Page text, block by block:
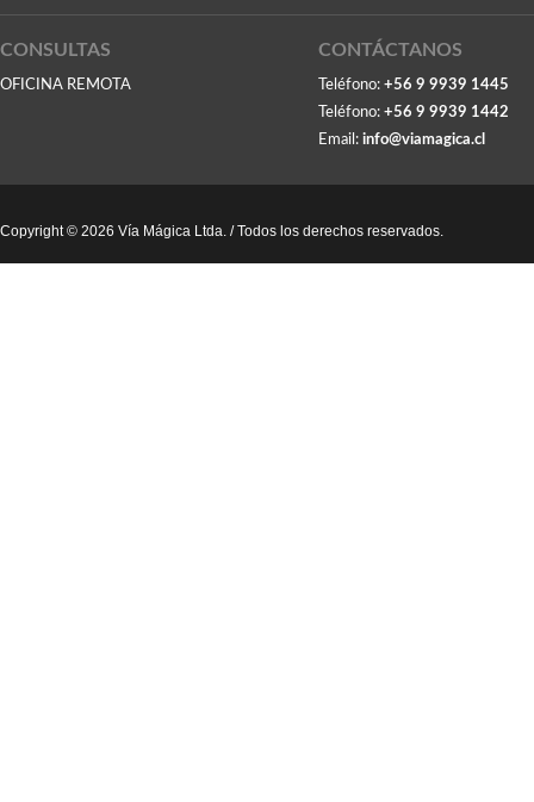
CONSULTAS
OFICINA REMOTA
CONTÁCTANOS
Teléfono: +56 9 9939 1445
Teléfono: +56 9 9939 1442
Email: info@viamagica.cl
Copyright © 2026 Vía Mágica Ltda. / Todos los derechos reservados.